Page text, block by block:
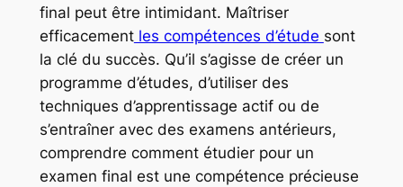
final peut être intimidant. Maîtriser
efficacementles compétences d’étude sont
la clé du succès. Qu’il s’agisse de créer un
programme d’études, d’utiliser des
techniques d’apprentissage actif ou de
s’entraîner avec des examens antérieurs,
comprendre comment étudier pour un
examen final est une compétence précieuse